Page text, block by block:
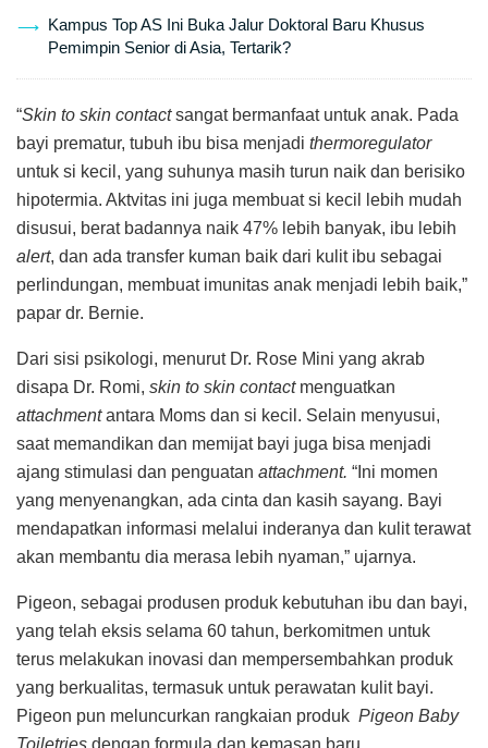
Kampus Top AS Ini Buka Jalur Doktoral Baru Khusus
Pemimpin Senior di Asia, Tertarik?
“Skin to skin contactsangat bermanfaat untuk anak. Pada
bayi prematur, tubuh ibu bisa menjadi thermoregulator
untuk si kecil, yang suhunya masih turun naik dan berisiko
hipotermia. Aktvitas ini juga membuat si kecil lebih mudah
disusui, berat badannya naik 47% lebih banyak, ibu lebih
alert, dan ada transfer kuman baik dari kulit ibu sebagai
perlindungan, membuat imunitas anak menjadi lebih baik,”
papar dr. Bernie.
Dari sisi psikologi, menurut Dr. Rose Mini yang akrab
disapa Dr. Romi, skin to skin contact menguatkan
attachmentantara Moms dan si kecil. Selain menyusui,
saat memandikan dan memijat bayi juga bisa menjadi
ajang stimulasi dan penguatan attachment. “Ini momen
yang menyenangkan, ada cinta dan kasih sayang. Bayi
mendapatkan informasi melalui inderanya dan kulit terawat
akan membantu dia merasa lebih nyaman,” ujarnya.
Pigeon, sebagai produsen produk kebutuhan ibu dan bayi,
yang telah eksis selama 60 tahun, berkomitmen untuk
terus melakukan inovasi dan mempersembahkan produk
yang berkualitas, termasuk untuk perawatan kulit bayi.
Pigeon pun meluncurkan rangkaian produk Pigeon Baby
Toiletries dengan formula dan kemasan baru.